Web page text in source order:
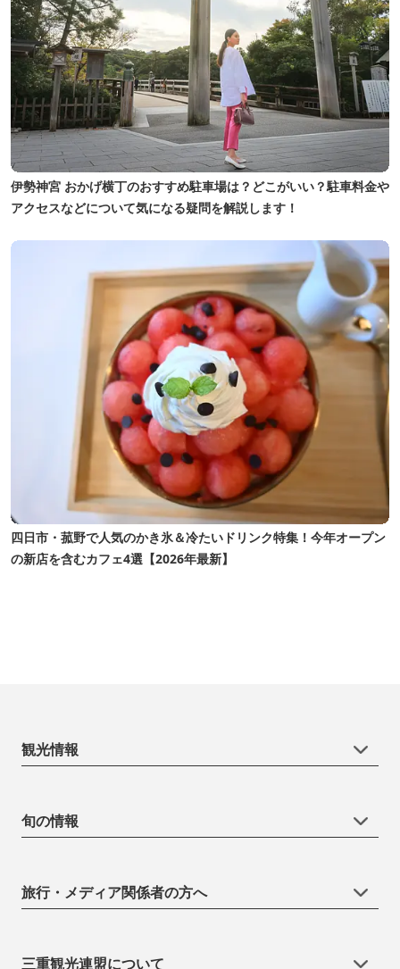
伊勢神宮 おかげ横丁のおすすめ駐車場は？どこがいい？駐車料金や
アクセスなどについて気になる疑問を解説します！
四日市・菰野で人気のかき氷＆冷たいドリンク特集！今年オープン
の新店を含むカフェ4選【2026年最新】
観光情報
旬の情報
旅行・メディア関係者の方へ
三重観光連盟について